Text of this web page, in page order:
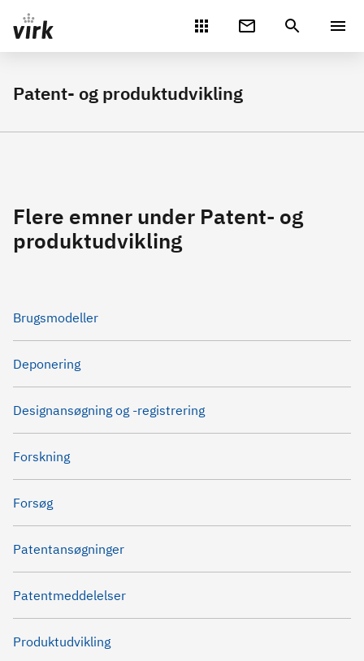
Gå direkte til indhold
Patent- og produktudvikling
Flere emner under Patent- og
produktudvikling
Brugsmodeller
Deponering
Designansøgning og -registrering
Forskning
Forsøg
Patentansøgninger
Patentmeddelelser
Produktudvikling